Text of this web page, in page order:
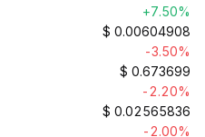
+7.50%
$ 0.00604908
-3.50%
$ 0.673699
-2.20%
$ 0.02565836
-2.00%